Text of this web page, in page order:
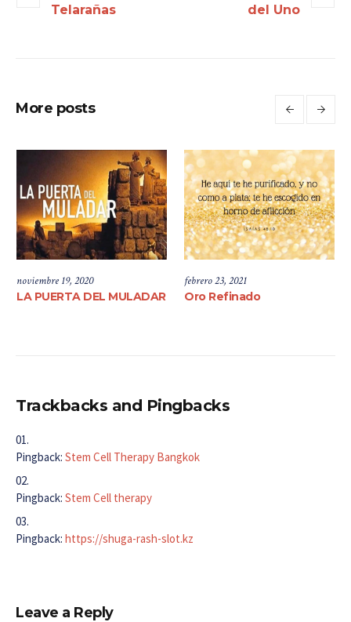
Telarañas
del Uno
More posts
noviembre 19, 2020
LA PUERTA DEL MULADAR
febrero 23, 2021
Oro Refinado
Trackbacks and Pingbacks
Pingback: Stem Cell Therapy Bangkok
Pingback: Stem Cell therapy
Pingback: https://shuga-rash-slot.kz
Leave a Reply